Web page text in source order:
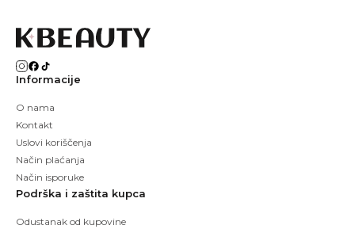
Informacije
O nama
Kontakt
Uslovi koriščenja
Način plaćanja
Način isporuke
Podrška i zaštita kupca
Odustanak od kupovine